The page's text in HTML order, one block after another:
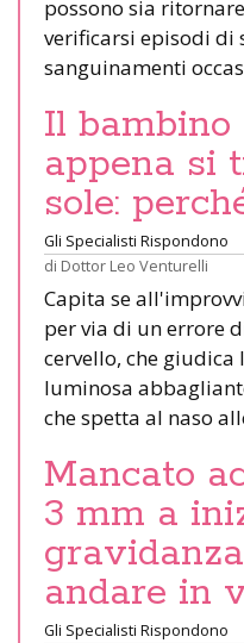
possono sia
verificarsi episodi di
sanguinamenti
Il
appena si
sole:
Gli Specialisti Rispondono
di Dottor Leo Venturelli
Capita se
per via di un errore
cervello, che
luminosa
che spetta al naso
Mancato
3 mm a
andare in
Gli Specialisti Rispondono